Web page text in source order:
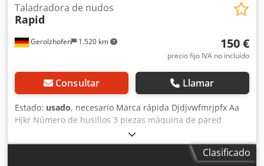
Gerolzhofen 1.520 km
Taladradora de nudos
Rapid
150 €
precio fijo IVA no incluído
Consultar Llamar
Estado: usado, necesario Marca rápida Djdjvwfmrjpfx Aa
Hjkr Número de husillos 3 piezas máquina de pared
Proyección del soporte aprox. 500 mm Ubicación de
almacenamiento 97447 Gerolzhofen, carga libre, sin
embalaje Entrega en el estado actual según inspección.
Clasificado